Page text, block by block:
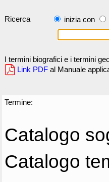
Ricerca inizia con
I termini biografici e i termini
Link PDF al Manuale
Termine:
Catalogo
Catalogo